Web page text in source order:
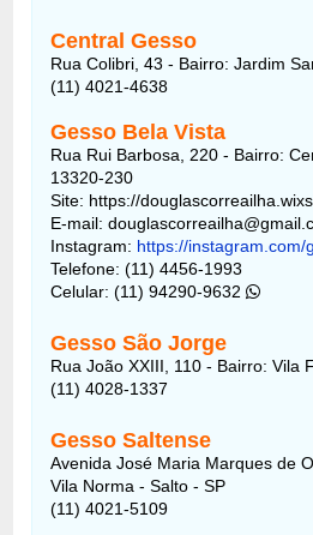
Central Gesso
Rua Colibri, 43 - Bairro: Jardim
(11) 4021-4638
Gesso Bela Vista
Rua Rui Barbosa, 220 - Bairro:
13320-230
Site: https://
E-mail:
Instagram: https://instagram.com/
Telefone: (11) 4456-1993
Celular: (11) 94290-9632
Gesso São Jorge
Rua João XXIII, 110 - Bairro: Vila
(11) 4028-1337
Gesso Saltense
Avenida José Maria Marques de
Vila Norma - Salto - SP
(11) 4021-5109